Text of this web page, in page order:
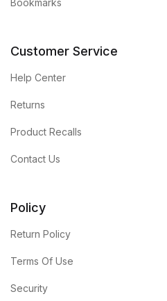
Bookmarks
Customer Service
Help Center
Returns
Product Recalls
Contact Us
Policy
Return Policy
Terms Of Use
Security